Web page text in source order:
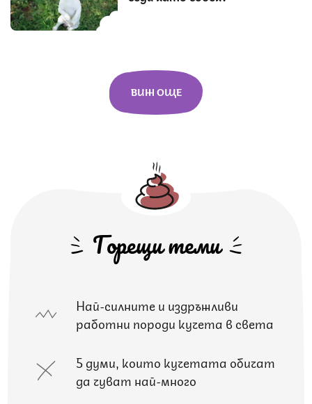
ВИЖ ОЩЕ
Горещи теми
Най-силните и издръжливи
работни породи кучета в света
5 думи, които кучетата обичат
да чуват най-много